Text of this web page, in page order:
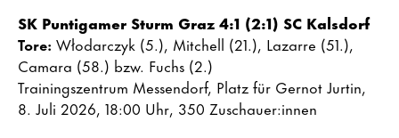
SK Puntigamer Sturm Graz4:1 (2:1) SC Kalsdorf
Tore: Włodarczyk (5.), Mitchell (21.), Lazarre (51.),
Camara (58.) bzw. Fuchs (2.)
Trainingszentrum Messendorf, Platz für Gernot Jurtin,
8. Juli 2026, 18:00 Uhr, 350 Zuschauer:innen